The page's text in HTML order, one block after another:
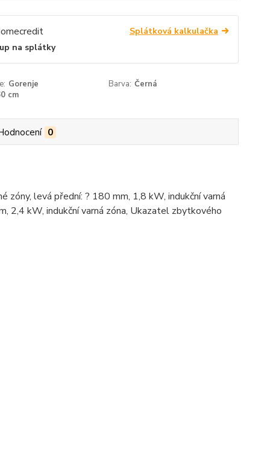
Splátková kalkulačka
na splátky
Gorenje Barva: Černá
cm
0
zóny, levá přední: ? 180 mm, 1,8 kW, indukční varná
2,4 kW, indukční varná zóna, Ukazatel zbytkového